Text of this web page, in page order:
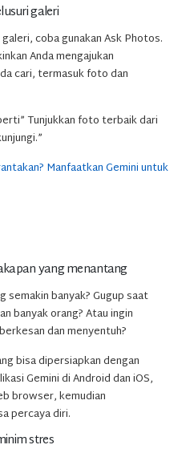
galeri
coba gunakan Ask Photos.
Anda mengajukan
cari, termasuk foto dan
Tunjukkan foto terbaik dari
Manfaatkan Gemini untuk
yang menantang
semakin banyak? Gugup saat
banyak orang? Atau ingin
dan menyentuh?
bisa dipersiapkan dengan
Gemini di Android dan iOS,
browser, kemudian
percaya diri.
stres